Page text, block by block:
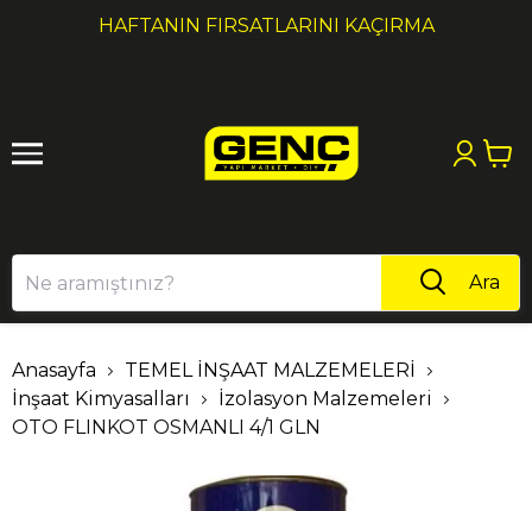
HAFTANIN FIRSATLARINI KAÇIRMA
1 2
Ara
Anasayfa
TEMEL İNŞAAT MALZEMELERİ
İnşaat Kimyasalları
İzolasyon Malzemeleri
OTO FLINKOT OSMANLI 4/1 GLN